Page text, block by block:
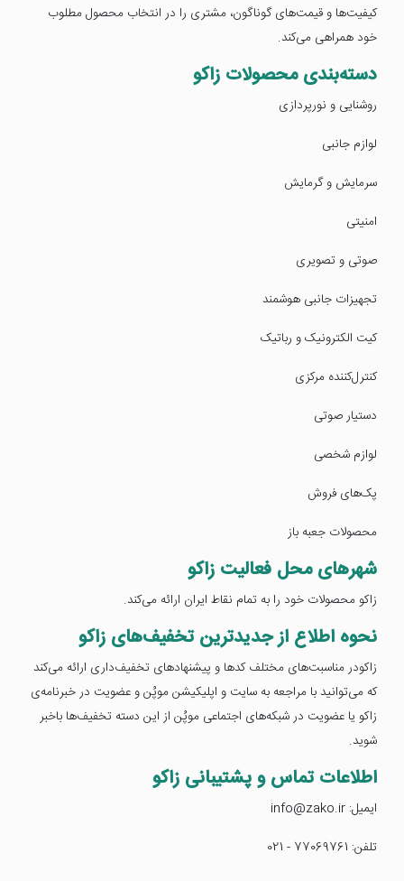
کیفیت‌ها و قیمت‌های گوناگون، مشتری را در انتخاب محصول مطلوب
خود همراهی می‌کند.
دسته‌بندی محصولات زاکو
روشنایی و نورپردازی
لوازم جانبی
سرمایش و گرمایش
امنیتی
صوتی و تصویری
تجهیزات جانبی هوشمند
کیت الکترونیک و رباتیک
کنترل‌کننده مرکزی
دستیار صوتی
لوازم شخصی
پک‌های فروش
محصولات جعبه باز
شهرهای محل فعالیت زاکو
زاکو محصولات خود را به تمام نقاط ایران ارائه می‌کند.
نحوه اطلاع از جدیدترین تخفیف‌های زاکو
زاکودر مناسبت‌های مختلف کدها و پیشنهادهای تخفیف‌داری ارائه می‌کند
که می‌توانید با مراجعه به سایت و اپلیکیشن موپُن و عضویت در خبرنامه‌ی
زاکو یا عضویت در شبکه‌های اجتماعی موپُن از این دسته تخفیف‌ها باخبر
شوید.
اطلاعات تماس و پشتیبانی زاکو
ایمیل: info@zako.ir
تلفن: 77069761 - 021